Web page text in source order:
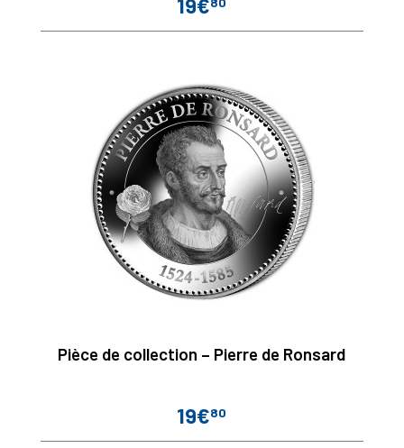
Prix
19€
Pièce de collection – Pierre de Ronsard
Prix
19€80